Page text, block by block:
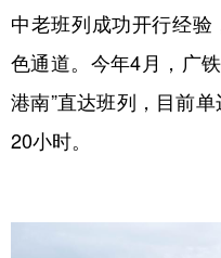
陕西 甘肃
新疆 内蒙古
中老班列成功开行经
色通道。今年4月，广
港南”直达班列，目前
20小时。